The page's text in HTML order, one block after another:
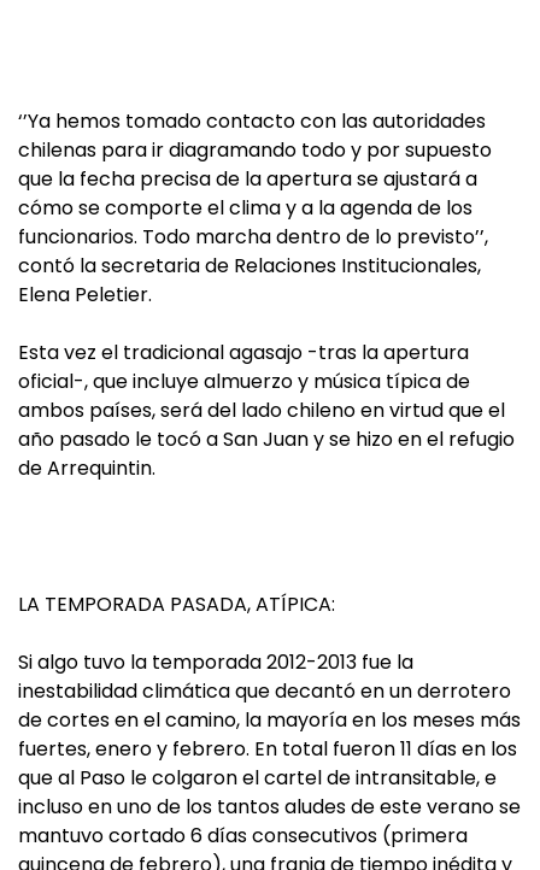
‘’Ya hemos tomado contacto con las autoridades
chilenas para ir diagramando todo y por supuesto
que la fecha precisa de la apertura se ajustará a
cómo se comporte el clima y a la agenda de los
funcionarios. Todo marcha dentro de lo previsto’’,
contó la secretaria de Relaciones Institucionales,
Elena Peletier.
Esta vez el tradicional agasajo -tras la apertura
oficial-, que incluye almuerzo y música típica de
ambos países, será del lado chileno en virtud que el
año pasado le tocó a San Juan y se hizo en el refugio
de Arrequintin.
LA TEMPORADA PASADA, ATÍPICA:
Si algo tuvo la temporada 2012-2013 fue la
inestabilidad climática que decantó en un derrotero
de cortes en el camino, la mayoría en los meses más
fuertes, enero y febrero. En total fueron 11 días en los
que al Paso le colgaron el cartel de intransitable, e
incluso en uno de los tantos aludes de este verano se
mantuvo cortado 6 días consecutivos (primera